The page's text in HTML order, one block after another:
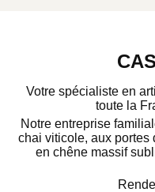
Votre spécialiste en
toute la
Notre entreprise
chai viticole, aux portes
en chêne massif